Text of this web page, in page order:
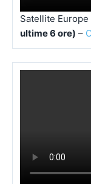
Satellite
ultime 6 ore) –